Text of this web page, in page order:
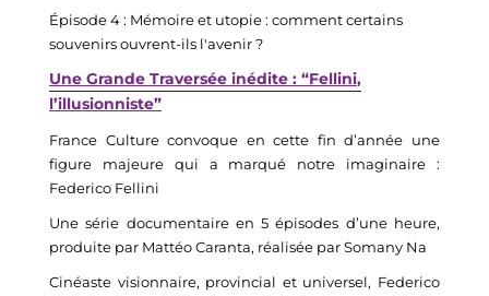
Épisode 4 : Mémoire et utopie : comment certains
souvenirs ouvrent-ils l'avenir?
Une Grande Traversée inédite : “Fellini,
l’illusionniste”
France Culture convoque en cette fin d’année une
figure majeure qui a marqué notre imaginaire :
Federico Fellini
Une série documentaire en 5 épisodes d’une heure,
produite par MattéoCaranta, réalisée parSomany Na
Cinéaste visionnaire, provincial et universel, Federico